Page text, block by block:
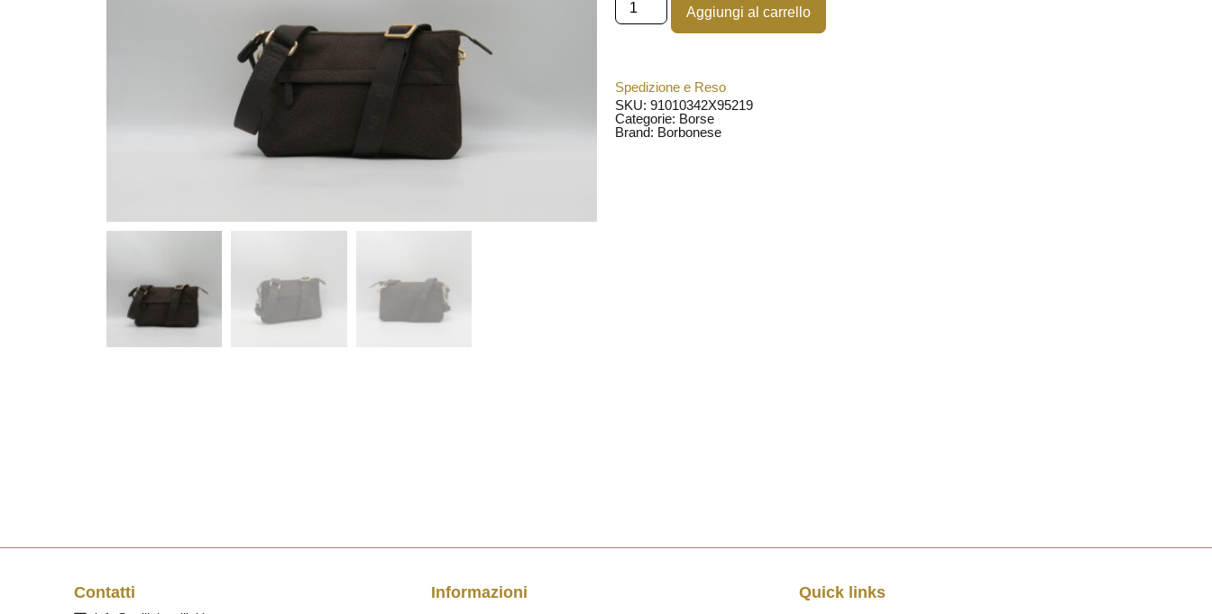
Aggiungi al carrello
Spedizione e Reso
SKU: 91010342X95219
Categorie: Borse
Brand: Borbonese
Contatti Informazioni Quick links